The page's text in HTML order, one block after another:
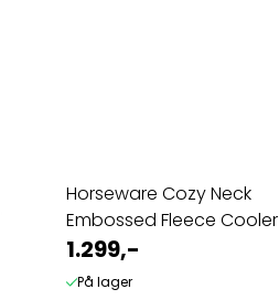
Horseware Cozy Neck
Embossed Fleece Cooler
1.299,-
På lager